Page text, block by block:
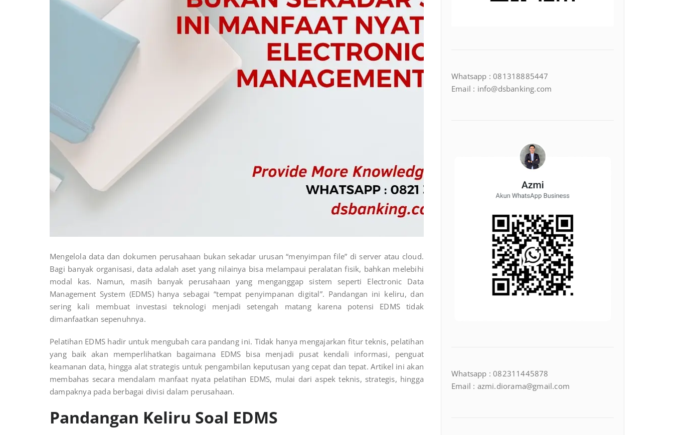
Mengelola data dan dokumen perusahaan bukan sekadar urusan “menyimpan file” di server atau cloud.
Bagi banyak organisasi, data adalah aset yang nilainya bisa melampaui peralatan fisik, bahkan melebihi
modal kas. Namun, masih banyak perusahaan yang menganggap sistem seperti Electronic Data
Management System (EDMS)hanya sebagai “tempat penyimpanan digital”. Pandangan ini keliru, dan
sering kali membuat investasi teknologi menjadi setengah matang karena potensi EDMS tidak
dimanfaatkan sepenuhnya.
Pelatihan EDMS hadir untuk mengubah cara pandang ini. Tidak hanya mengajarkan fitur teknis, pelatihan
yang baik akan memperlihatkan bagaimana EDMS bisa menjadi pusat kendali informasi, penguat
keamanan data, hingga alat strategis untuk pengambilan keputusan yang cepat dan tepat. Artikel ini akan
membahas secara mendalam manfaat nyata pelatihan EDMS, mulai dari aspek teknis, strategis, hingga
dampaknya pada berbagai divisi dalam perusahaan.
Pandangan Keliru Soal EDMS
Whatsapp : 081318885447
Email : info@dsbanking.com
Whatsapp : 082311445878
Email : azmi.diorama@gmail.com